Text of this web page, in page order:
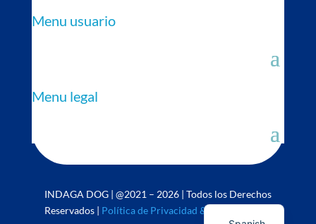
Menu usuario
Menu legal
INDAGA DOG | @2021 – 2026 | Todos los Derechos
Reservados | Política de Privacidad & Uso de Cookies
English